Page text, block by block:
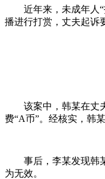
近年来，未成年人
播进行打赏，丈夫起
该案中，韩某在丈
费“A币”。经核实，韩
事后，李某发现韩
为无效。